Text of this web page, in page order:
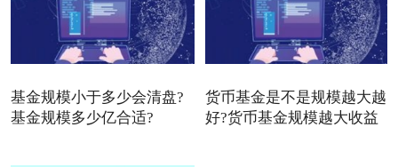
基金规模小于多少会清盘?
基金规模多少亿合适?
货币基金是不是规模越大越
好?货币基金规模越大收益